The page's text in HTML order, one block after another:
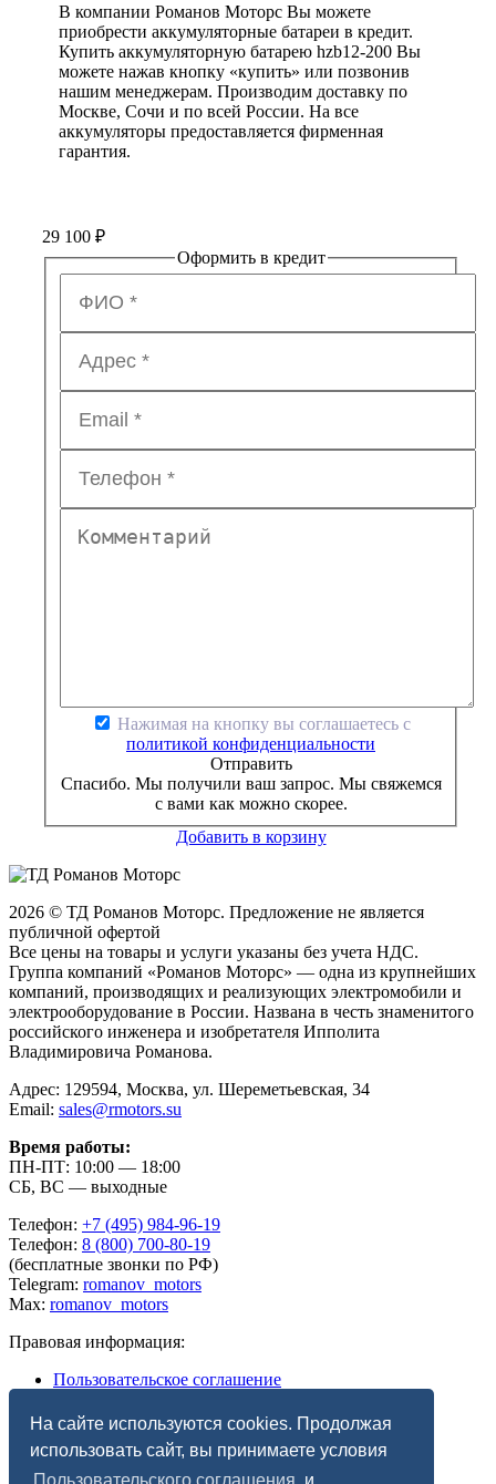
На сайте используются cookies. Продолжая
использовать сайт, вы принимаете условия
Пользовательского соглашения и
В компании Романов Моторс Вы можете
приобрести аккумуляторные батареи в кредит.
Купить аккумуляторную батарею hzb12-200 Вы
можете нажав кнопку «купить» или позвонив
нашим менеджерам. Производим доставку по
Москве, Сочи и по всей России. На все
аккумуляторы предоставляется фирменная
гарантия.
29 100 ₽
Оформить в кредит
Нажимая на кнопку вы соглашаетесь с
политикой конфиденциальности
Отправить
Спасибо. Мы получили ваш запрос. Мы свяжемся
с вами как можно скорее.
Добавить в корзину
2026 © ТД Романов Моторс. Предложение не является
публичной офертой
Все цены на товары и услуги указаны без учета НДС.
Группа компаний «Романов Моторс» — одна из крупнейших
компаний, производящих и реализующих электромобили и
электрооборудование в России. Названа в честь знаменитого
российского инженера и изобретателя Ипполита
Владимировича Романова.
Адрес: 129594, Москва, ул. Шереметьевская, 34
Email: sales@rmotors.su
Время работы:
ПН-ПТ: 10:00 — 18:00
СБ, ВС — выходные
Телефон: +7 (495) 984-96-19
Телефон: 8 (800) 700-80-19
(бесплатные звонки по РФ)
Telegram: romanov_motors
Max: romanov_motors
Правовая информация:
Пользовательское соглашение
данных
Специальная оценка условий труда